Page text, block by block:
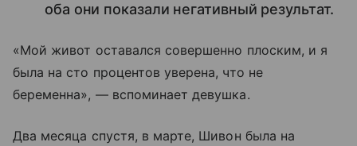
оба они показали негативный результат.
«Мой живот оставался совершенно плоским, и я
была на сто процентов уверена, что не
беременна», — вспоминает девушка.
Два месяца спустя, в марте, Шивон была на